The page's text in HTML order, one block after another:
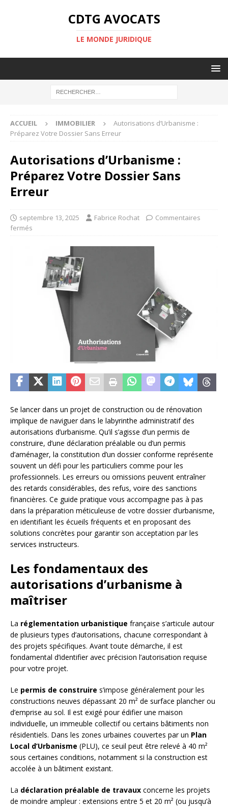
CDTG AVOCATS
LE MONDE JURIDIQUE
ACCUEIL IMMOBILIER
Autorisations d’Urbanisme :
Préparez Votre Dossier Sans Erreur
Autorisations d’Urbanisme :
Préparez Votre Dossier Sans
Erreur
septembre 13, 2025 Fabrice Rochat
Commentaires
fermés
Se lancer dans un projet de construction ou de rénovation
implique de naviguer dans le labyrinthe administratif des
autorisations d’urbanisme. Qu’il s’agisse d’un permis de
construire, d’une déclaration préalable ou d’un permis
d’aménager, la constitution d’un dossier conforme représente
souvent un défi pour les particuliers comme pour les
professionnels. Les erreurs ou omissions peuvent entraîner
des retards considérables, des refus, voire des sanctions
financières. Ce guide pratique vous accompagne pas à pas
dans la préparation méticuleuse de votre dossier d’urbanisme,
en identifiant les écueils fréquents et en proposant des
solutions concrètes pour garantir son acceptation par les
services instructeurs.
Les fondamentaux des
autorisations d’urbanisme à
maîtriser
La réglementation urbanistique française s’articule autour
de plusieurs types d’autorisations, chacune correspondant à
des projets spécifiques. Avant toute démarche, il est
fondamental d’identifier avec précision l’autorisation requise
pour votre projet.
Le permis de construire s’impose généralement pour les
constructions neuves dépassant 20 m² de surface plancher ou
d’emprise au sol. Il est exigé pour édifier une maison
individuelle, un immeuble collectif ou certains bâtiments non
résidentiels. Dans les zones urbaines couvertes par un Plan
Local d’Urbanisme (PLU), ce seuil peut être relevé à 40 m²
sous certaines conditions, notamment si la construction est
accolée à un bâtiment existant.
La déclaration préalable de travaux concerne les projets
de moindre ampleur : extensions entre 5 et 20 m² (ou jusqu’à